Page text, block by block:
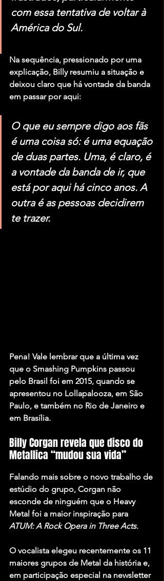
com essa tentativa de voltar à
América do Sul.
Na sequência, pressionado por uma
explicação, Billy resumiu a situação e
deixou claro que há vontade da banda
em passar por aqui:
O que eu sempre digo aos fãs
é uma coisa só: é uma equação
de duas partes. Uma, é claro, é
a vontade da banda de ir, que
está por aqui há cinco anos. A
outra é as pessoas decidirem
te trazer.
Pena! Vale lembrar que a última vez
que o Smashing Pumpkins passou
pelo Brasil foi em 2015, quando se
apresentou no Lollapalooza, em São
Paulo, e também no Rio de Janeiro e
em Brasília.
Billy Corgan revela que disco do
Metallica “mudou sua vida”
Falando mais sobre o novo trabalho de
estúdio do grupo, Corgan não
esconde de ninguém que o Heavy
Metal foi a maior inspiração para
ATUM: A Rock Opera in Three Acts.
O vocalista elegeu recentemente os 11
maiores grupos de Metal da história e,
em participação especial na newsletter